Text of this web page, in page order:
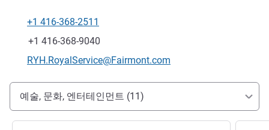
전화
+1 416-368-2511
팩스
+1 416-368-9040
E-mail
RYH.RoyalService@Fairmont.com
호텔 접근 및 교통
예술, 문화, 엔터테인먼트 (11)